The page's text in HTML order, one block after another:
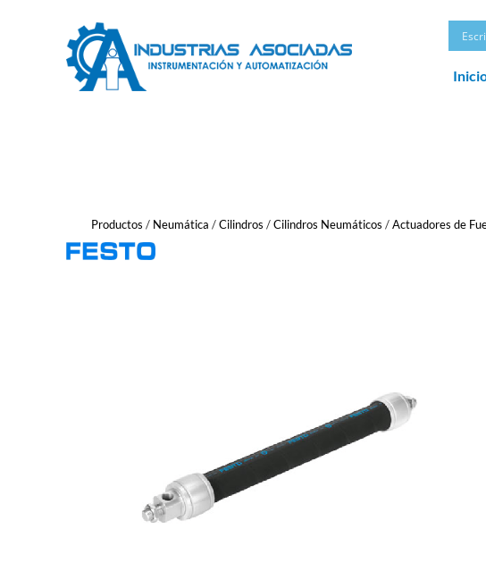
Productos / Neumática /Cilindros /Cilindros Neumáticos /Actuadores de